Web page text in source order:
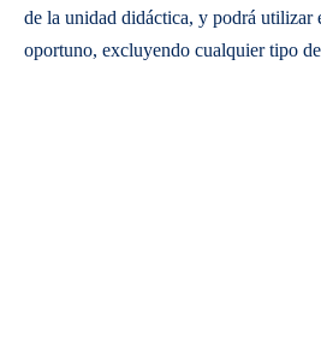
de la unidad didáctica, y podrá utilizar
oportuno, excluyendo cualquier tipo